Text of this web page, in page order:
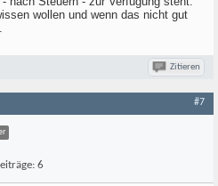
wollen und wenn das nicht gut
Zitieren
#7
6